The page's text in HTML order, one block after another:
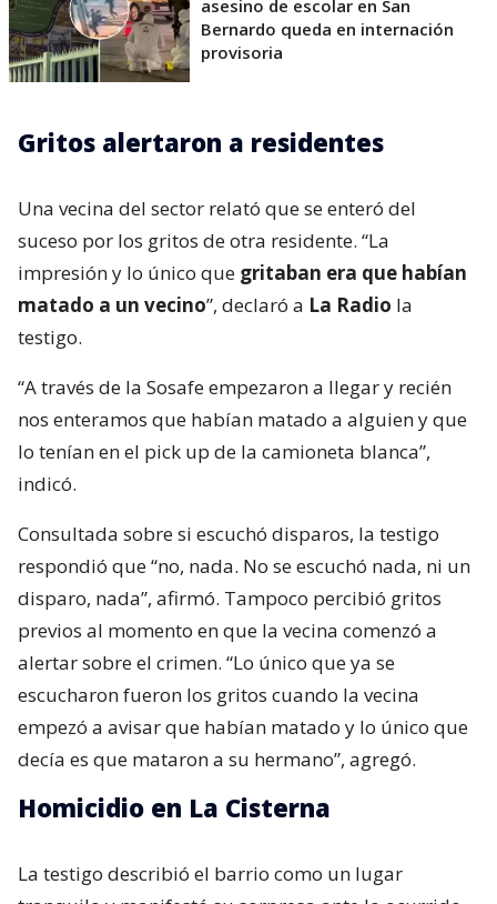
asesino de escolar en San
Bernardo queda en internación
provisoria
Gritos alertaron a residentes
Una vecina del sector relató que se enteró del
suceso por los gritos de otra residente. “La
impresión y lo único que gritaban era que habían
matado a un vecino”, declaró a La Radio la
testigo.
“A través de la Sosafe empezaron a llegar y recién
nos enteramos que habían matado a alguien y que
lo tenían en el pick up de la camioneta blanca”,
indicó.
Consultada sobre si escuchó disparos, la testigo
respondió que “no, nada. No se escuchó nada, ni un
disparo, nada”, afirmó. Tampoco percibió gritos
previos al momento en que la vecina comenzó a
alertar sobre el crimen. “Lo único que ya se
escucharon fueron los gritos cuando la vecina
empezó a avisar que habían matado y lo único que
decía es que mataron a su hermano”, agregó.
Homicidio en La Cisterna
La testigo describió el barrio como un lugar